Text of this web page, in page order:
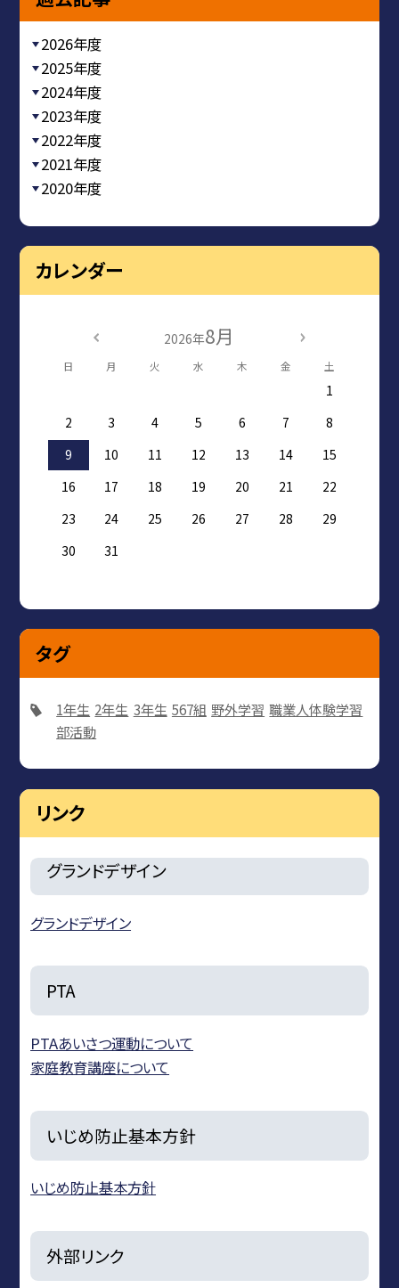
2026年度
2025年度
2024年度
2023年度
2022年度
2021年度
2020年度
カレンダー
2026年8月
日 月 火 水 木 金 土
1
2
3 4 5 6 7
8
9
10 11 12 13 14
15
16
17 18 19 20 21
22
23
24 25 26 27 28
29
30
31
タグ
1年生 2年生 3年生 567組 野外学習 職業人体験学習
部活動
リンク
グランドデザイン
グランドデザイン
PTA
PTAあいさつ運動について
家庭教育講座について
いじめ防止基本方針
いじめ防止基本方針
外部リンク